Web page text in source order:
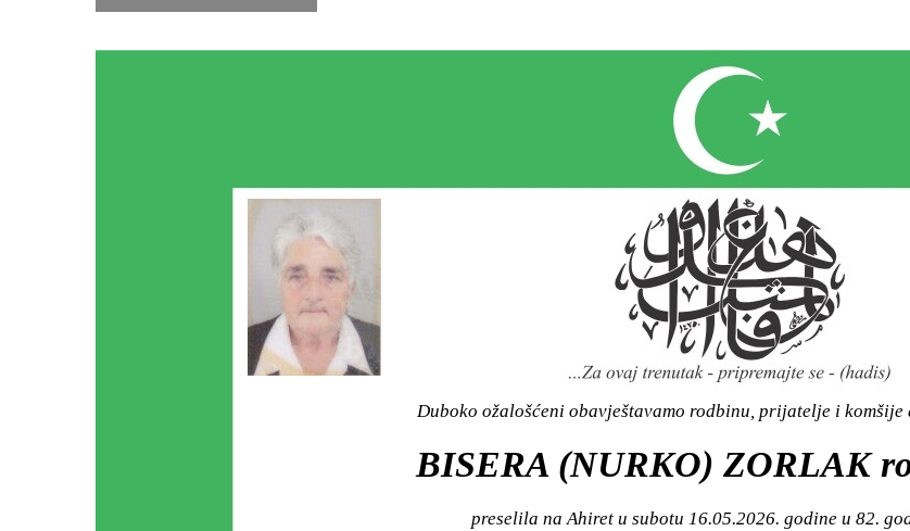
Duboko ožalošćeni obavještavamo rodbinu, prijatelje i komšije
BISERA (NURKO) ZORLAK
preselila na Ahiret u subotu 16.05.2026. godine u 82.